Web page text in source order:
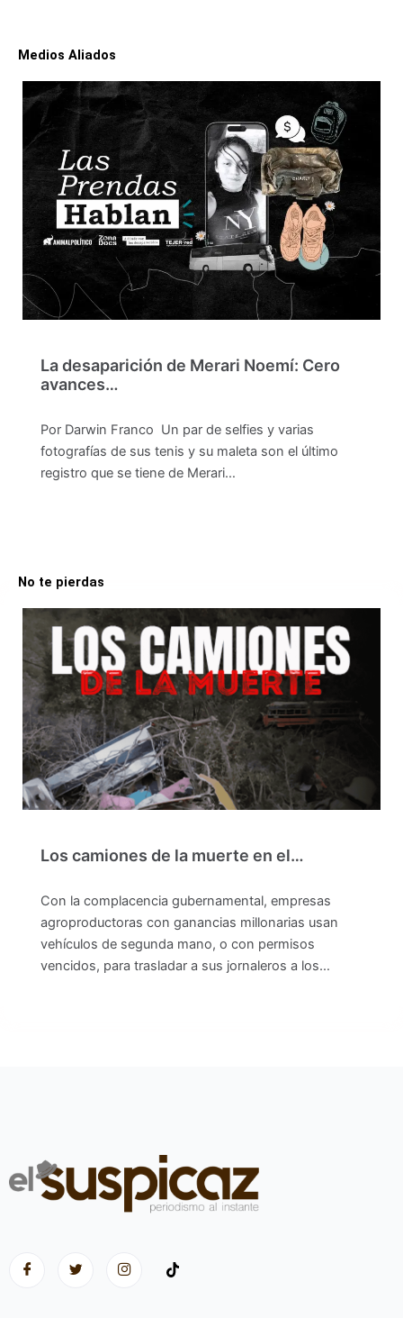
Medios Aliados
La desaparición de Merari Noemí: Cero
avances…
Por Darwin Franco Un par de selfies y varias
fotografías de sus tenis y su maleta son el último
registro que se tiene de Merari…
No te pierdas
Los camiones de la muerte en el…
Con la complacencia gubernamental, empresas
agroproductoras con ganancias millonarias usan
vehículos de segunda mano, o con permisos
vencidos, para trasladar a sus jornaleros a los…